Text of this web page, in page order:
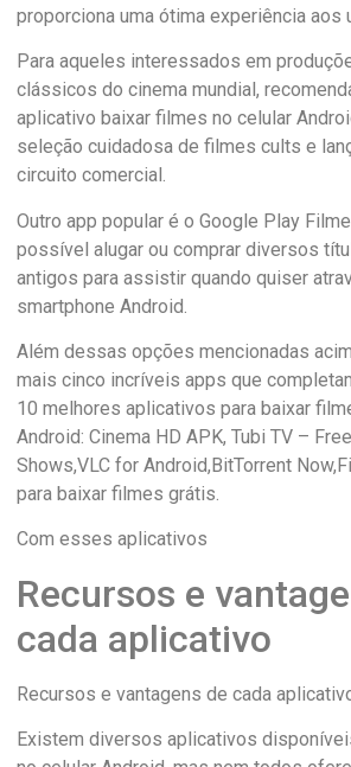
proporciona uma ótima experiência aos
Para aqueles interessados em
clássicos do cinema mundial,
aplicativo baixar filmes no celular
seleção cuidadosa de filmes cults e
circuito comercial.
Outro app popular é o Google Play
possível alugar ou comprar diversos
antigos para assistir quando quiser
smartphone Android.
Além dessas opções mencionadas
mais cinco incríveis apps que
10 melhores aplicativos para baixar
Android: Cinema HD APK, Tubi TV –
Shows,VLC for Android,BitTorrent
para baixar filmes grátis.
Com esses aplicativos
Recursos e
cada aplicativo
Recursos e vantagens de cada
Existem diversos aplicativos